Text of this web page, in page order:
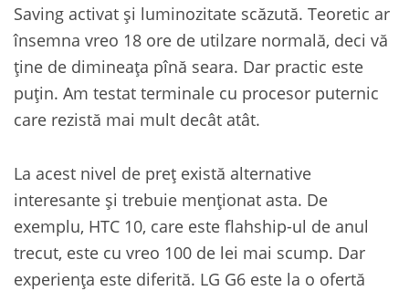
Saving activat și luminozitate scăzută. Teoretic ar
însemna vreo 18 ore de utilzare normală, deci vă
ține de dimineața pînă seara. Dar practic este
puțin. Am testat terminale cu procesor puternic
care rezistă mai mult decât atât.
La acest nivel de preț există alternative
interesante și trebuie menționat asta. De
exemplu, HTC 10, care este flahship-ul de anul
trecut, este cu vreo 100 de lei mai scump. Dar
experiența este diferită. LG G6 este la o ofertă